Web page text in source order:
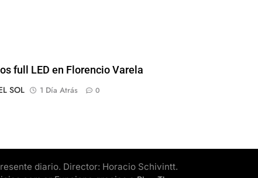
full LED en Florencio Varela
SOL
1 Día Atrás 0
diario. Director: Horacio Schivintt.